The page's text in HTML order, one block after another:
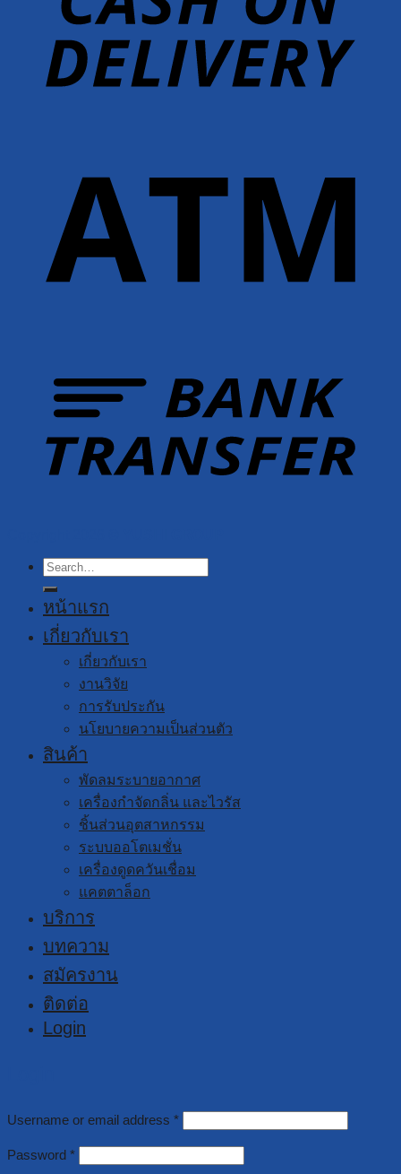
Search
for:
หน้าแรก
เกี่ยวกับเรา
เกี่ยวกับเรา
งานวิจัย
การรับประกัน
นโยบายความเป็นส่วนตัว
สินค้า
พัดลมระบายอากาศ
เครื่องกำจัดกลิ่น และไวรัส
ชิ้นส่วนอุตสาหกรรม
ระบบออโตเมชั่น
เครื่องดูดควันเชื่อม
แคตตาล็อก
บริการ
บทความ
สมัครงาน
ติดต่อ
Login
Username or email address *
Password *